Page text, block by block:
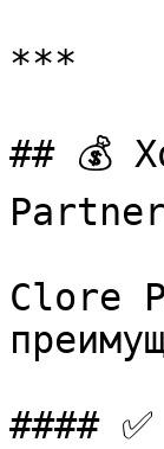
***
## 💰
Clore
####